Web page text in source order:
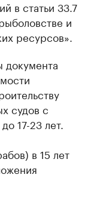
в статьи 33.7
и
ресурсов».
документа
судов с
17-23 лет.
в 15 лет